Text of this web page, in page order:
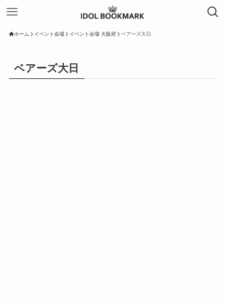
ホーム イベント会場 イベント会場 大阪府 ベアーズ大日
ベアーズ大日